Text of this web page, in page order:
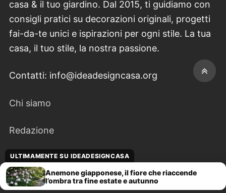
casa & il tuo giardino. Dal 2015, ti guidiamo con
consigli pratici su decorazioni originali, progetti
fai-da-te unici e ispirazioni per ogni stile. La tua
casa, il tuo stile, la nostra passione.
Contatti: info@ideadesigncasa.org
Chi siamo
Redazione
Contattaci
Disclaimer
ULTIMAMENTE SU IDEADESIGNCASA
Anemone giapponese, il fiore che riaccende
l’ombra tra fine estate e autunno